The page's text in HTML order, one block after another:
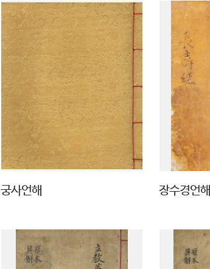
궁사언해 장수경언해